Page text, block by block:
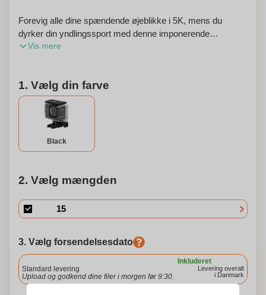
Forevig alle dine spændende øjeblikke i 5K, mens du
dyrker din yndlingssport med denne imponerende
actionkamera og dets mange tilbehør. Med den specielle
kameraet, da det inkluderer et vandtæt hus. Takket være
dets dobbelte skærme kan du både tage selfies og optage i
den traditionelle tilstand. Dette produkt kan også
personliggøres, så det passer perfekt til dine behov.
Vis mere
1. Vælg din farve
Black
2. Vælg mængden
3. Vælg forsendelsesdato
Inkluderet
Standard levering
Upload og godkend dine filer i morgen før 9:30.
Levering overalt
i Danmark